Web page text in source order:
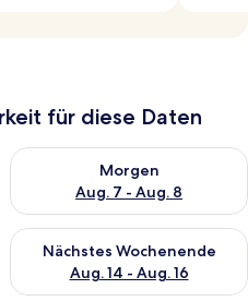
für diese Daten
Nacht, Aug. 6 - Aug. 7.
Morgen
Aug. 7 - Aug. 8
Überprüfe die Verfügbarkeit
Wochenende, Aug. 7
Nächstes Wochenende
Aug. 14 - Aug. 16
Überprüfe die Verfügbarkeit